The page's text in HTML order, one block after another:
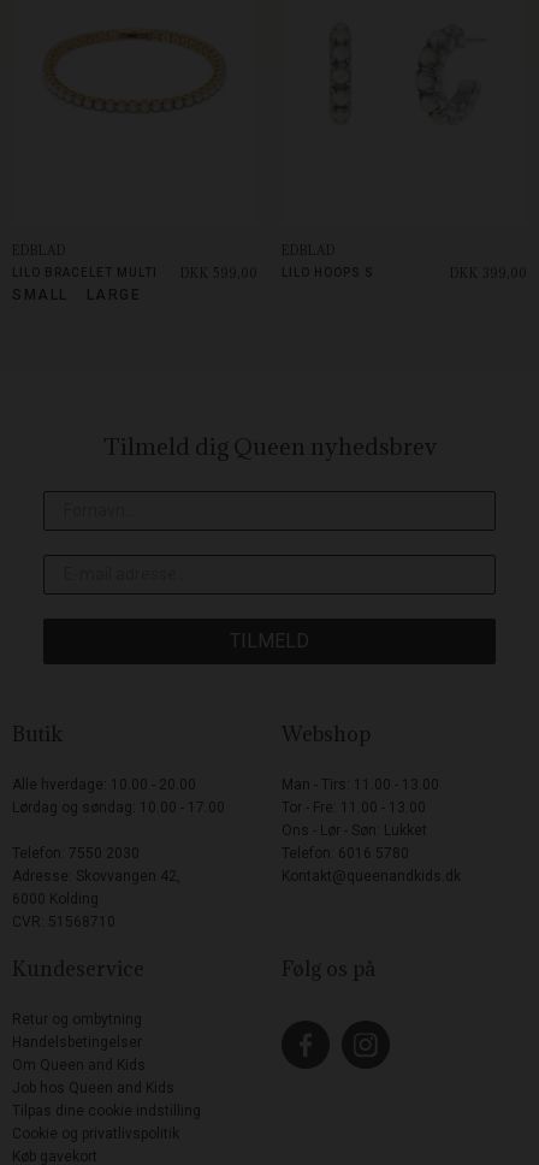
SMALL LARGE
EDBLAD
LILO BRACELET MULTI DKK 599,00
EDBLAD
LILO HOOPS S DKK 399,00
Tilmeld dig Queen nyhedsbrev
TILMELD
Butik
Alle hverdage: 10.00 - 20.00
Lørdag og søndag: 10.00 - 17.00
Telefon: 7550 2030
Adresse: Skovvangen 42,
6000 Kolding
CVR: 51568710
Webshop
Man - Tirs: 11.00 - 13.00
Tor - Fre: 11.00 - 13.00
Ons - Lør - Søn: Lukket
Telefon: 6016 5780
Kontakt@queenandkids.dk
Kundeservice
Retur og ombytning
Handelsbetingelser
Om Queen and Kids
Job hos Queen and Kids
Tilpas dine cookie indstilling
Cookie og privatlivspolitik
Køb gavekort
Følg os på